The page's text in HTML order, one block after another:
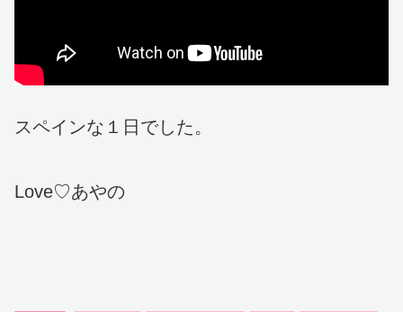
スペインな１日でした。
Love♡あやの